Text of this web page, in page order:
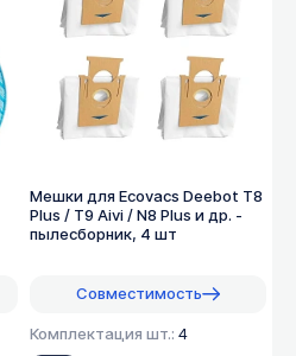
Мешки для Ecovacs Deebot T8
Plus / T9 Aivi / N8 Plus и др. -
пылесборник, 4 шт
Совместимость
Комплектация шт.: 4